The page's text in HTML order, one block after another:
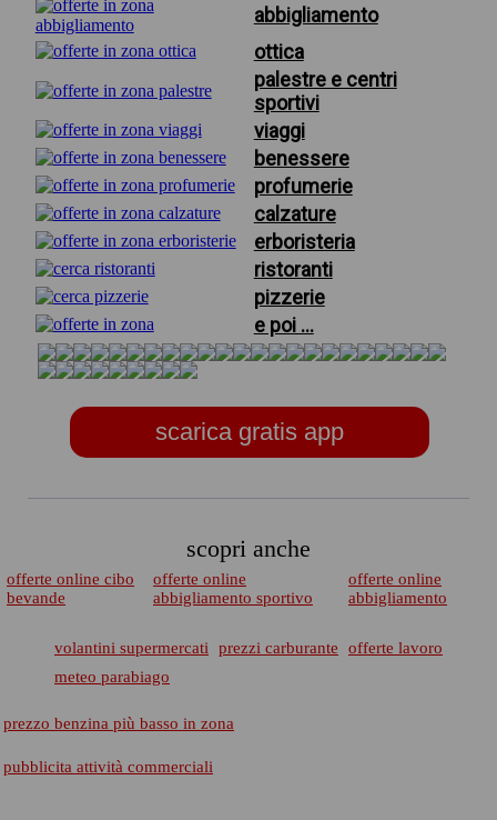
abbigliamento
ottica
palestre e centri
sportivi
viaggi
benessere
profumerie
calzature
erboristeria
ristoranti
pizzerie
e poi ...
scarica gratis app
scopri anche
offerte online cibo
bevande
offerte online
abbigliamento sportivo
offerte online
abbigliamento
volantini supermercati prezzi carburante
offerte lavoro
meteo parabiago
prezzo benzina più basso in zona
pubblicita attività commerciali